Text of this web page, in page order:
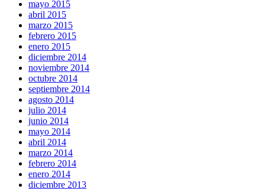
mayo 2015
abril 2015
marzo 2015
febrero 2015
enero 2015
diciembre 2014
noviembre 2014
octubre 2014
septiembre 2014
agosto 2014
julio 2014
junio 2014
mayo 2014
abril 2014
marzo 2014
febrero 2014
enero 2014
diciembre 2013